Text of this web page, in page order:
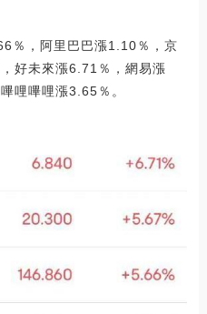
，阿里巴巴漲1.10％，京
好未來漲6.71％，網易漲
哩嗶哩漲3.65％。